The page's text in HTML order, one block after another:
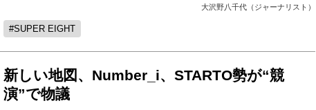
大沢野八千代（ジャーナリスト）
SUPER EIGHT
新しい地図、Number_i、STARTO勢が“競
演”で物議